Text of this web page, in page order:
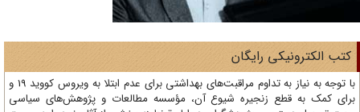
الکترونیکی رایگان
با توجه به نیاز به تداوم مراقبت‌های بهداشتی برای عدم ابتلا به ویروس کووید 19 و
کمک به قطع زنجیره شیوع آن، مؤسسه مطالعات و پژوهش‌های سیاسی